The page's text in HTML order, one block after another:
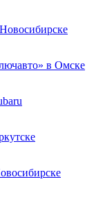
в Омске